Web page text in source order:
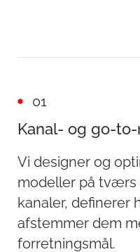
01
Kanal- og go-
Vi designer og
modeller på tværs
kanaler, definerer
afstemmer dem
forretningsmål.